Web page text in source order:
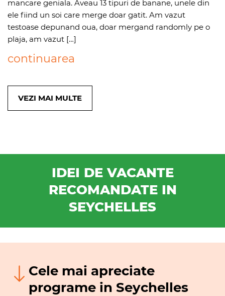
mancare geniala. Aveau 13 tipuri de banane, unele din
ele fiind un soi care merge doar gatit. Am vazut
testoase depunand oua, doar mergand randomly pe o
plaja, am vazut […]
continuarea
VEZI MAI MULTE
IDEI DE VACANTE
RECOMANDATE IN
SEYCHELLES
Cele mai apreciate
programe in Seychelles